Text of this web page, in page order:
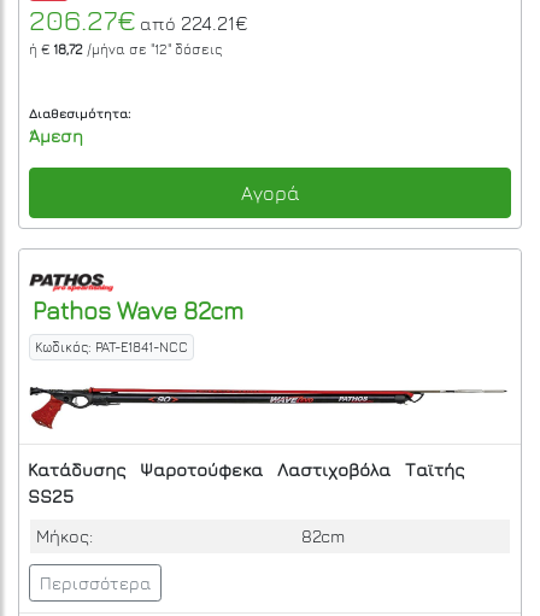
206.27€ από 224.21€
ή € 18,72 /μήνα σε "12" δόσεις
Διαθεσιμότητα:
Άμεση
Αγορά
Pathos Wave 82cm
Κωδικός: PAT-E1841-NCC
Κατάδυσης Ψαροτούφεκα Λαστιχοβόλα
Ταϊτής
SS25
Μήκος:
82cm
Περισσότερα